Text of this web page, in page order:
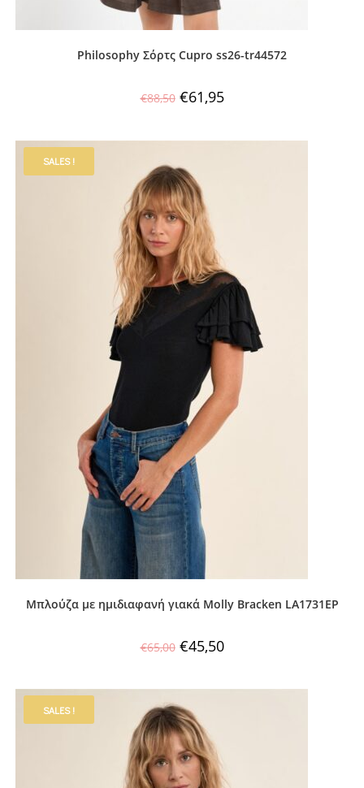
Philosophy Σόρτς Cupro ss26-tr44572
€88,50 €61,95
SALES !
Μπλούζα με ημιδιαφανή γιακά Molly Bracken LA1731EP
€65,00 €45,50
SALES !